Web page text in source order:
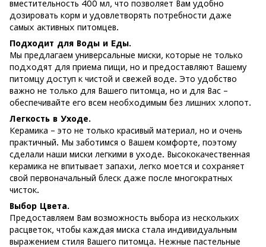
вместительность 400 мл, что позволяет Вам удобно
дозировать корм и удовлетворять потребности даже
самых активных питомцев.
Подходит для Воды и Еды.
Мы предлагаем универсальные миски, которые не только
подходят для приема пищи, но и предоставляют Вашему
питомцу доступ к чистой и свежей воде. Это удобство
важно не только для Вашего питомца, но и для Вас –
обеспечивайте его всем необходимым без лишних хлопот.
Легкость в Уходе.
Керамика – это не только красивый материал, но и очень
практичный. Мы заботимся о Вашем комфорте, поэтому
сделали наши миски легкими в уходе. Высококачественная
керамика не впитывает запахи, легко моется и сохраняет
свой первоначальный блеск даже после многократных
чисток.
Выбор Цвета.
Предоставляем Вам возможность выбора из нескольких
расцветок, чтобы каждая миска стала индивидуальным
выражением стиля Вашего питомца. Нежные пастельные